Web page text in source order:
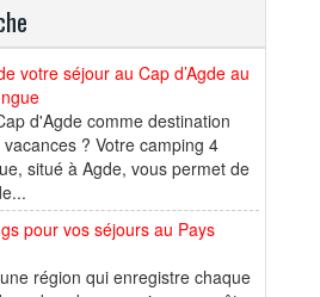
votre séjour au Cap d’Agde au
d'Agde comme destination
? Votre camping 4
situé à Agde, vous permet de
pour vos séjours au Pays
région qui enregistre chaque